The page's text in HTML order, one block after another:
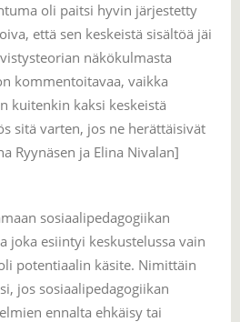
oli paitsi hyvin järjestetty
että sen keskeistä sisältöä jäi
näkökulmasta
kommentoitavaa, vaikka
kuitenkin kaksi keskeistä
sitä varten, jos ne herättäisivät
Ryynäsen ja Elina Nivalan]
sosiaalipedagogiikan
joka esiintyi keskustelussa vain
potentiaalin käsite. Nimittäin
jos sosiaalipedagogiikan
ennalta ehkäisy tai